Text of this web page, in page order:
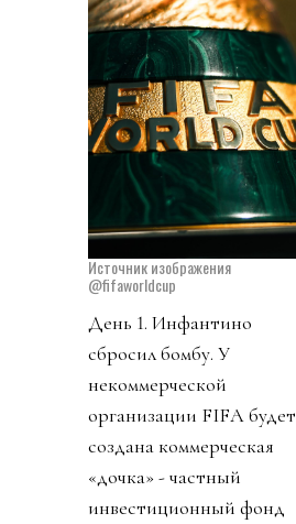
Источник изображения
@fifaworldcup
День 1. Инфантино
сбросил бомбу. У
некоммерческой
организации FIFA будет
создана коммерческая
«дочка» - частный
инвестиционный фонд